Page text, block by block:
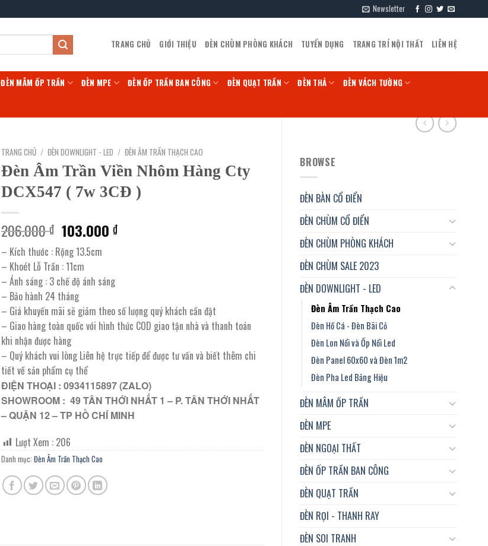
Newsletter
TRANG CHỦ GIỚI THIỆU ĐÈN CHÙM PHÒNG KHÁCH TUYỂN DỤNG TRANG TRÍ NỘI THẤT LIÊN HỆ
ĐÈN MÂM ỐP TRẦN ĐÈN MPE ĐÈN ỐP TRẦN BAN CÔNG ĐÈN QUẠT TRẦN ĐÈN THẢ ĐÈN VÁCH TƯỜNG
BROWSE
ĐÈN BÀN CỔ ĐIỂN
ĐÈN CHÙM CỔ ĐIỂN
ĐÈN CHÙM PHÒNG KHÁCH
ĐÈN CHÙM SALE 2023
ĐÈN DOWNLIGHT - LED
Đèn Âm Trần Thạch Cao
Đèn Hồ Cá - Đèn Bãi Cỏ
Đèn Lon Nổi và Ốp Nổi Led
Đèn Panel 60x60 và Đèn 1m2
Đèn Pha Led Bảng Hiệu
ĐÈN MÂM ỐP TRẦN
ĐÈN MPE
ĐÈN NGOẠI THẤT
ĐÈN ỐP TRẦN BAN CÔNG
ĐÈN QUẠT TRẦN
ĐÈN RỌI - THANH RAY
ĐÈN SOI TRANH
TRANG CHỦ / ĐÈN DOWNLIGHT - LED / ĐÈN ÂM TRẦN THẠCH CAO
Đèn Âm Trần Viền Nhôm Hàng Cty
DCX547 ( 7w 3CĐ )
206.000₫ Giá
gốc
là:
206.000 ₫.
103.000₫Giá
– Kích thước : Rộng 13.5cm
– Khoét Lỗ Trần : 11cm
– Ánh sáng : 3 chế độ ánh sáng
– Bảo hành 24 tháng
– Giá khuyến mãi sẽ giảm theo số lượng quý khách cần đặt
– Giao hàng toàn quốc với hình thức COD giao tận nhà và thanh toán
khi nhận được hàng
– Quý khách vui lòng Liên hệ trực tiếp để được tư vấn và biết thêm chi
tiết về sản phẩm cụ thể
ĐIỆN THOẠI : 0934115897 (ZALO)
SHOWROOM : 49 TÂN THỚI NHẤT 1 – P. TÂN THỚI NHẤT
– QUẬN 12 – TP HỒ CHÍ MINH
Lượt Xem : 206
Danh mục: Đèn Âm Trần Thạch Cao